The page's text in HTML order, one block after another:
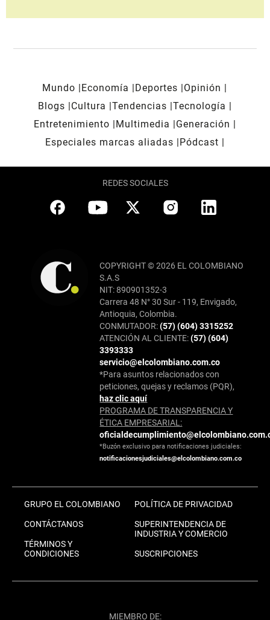
Mundo Economía Deportes
Opinión
Blogs
Cultura Tendencias Tecnología
Entretenimiento
Multimedia
Generación
Especiales marcas aliadas
Pódcast
REDES SOCIALES
COPYRIGHT © 2026 EL COLOMBIANO
S.A.S
NIT: 890901352-3
Carrera 48 N° 30 Sur - 119, Envigado,
Antioquia, Colombia.
CONMUTADOR:(57) (604) 3315252
ATENCIÓN AL CLIENTE:(57) (604)
3393333
servicio@elcolombiano.com.co
*Para asuntos relacionados con
peticiones, quejas y reclamos (PQR),
haz clic aquí
PROGRAMA DE TRANSPARENCIA Y
ÉTICA EMPRESARIAL:
*Buzón exclusivo para notificaciones judiciales:
notificacionesjudiciales@elcolombiano.com.co
GRUPO EL COLOMBIANO
CONTÁCTANOS
TÉRMINOS Y
CONDICIONES
POLÍTICA DE PRIVACIDAD
SUPERINTENDENCIA DE
INDUSTRIA Y COMERCIO
SUSCRIPCIONES
MIEMBRO DE: